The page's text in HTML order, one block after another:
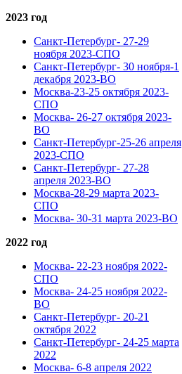
2023 год
Санкт-Петербург- 27-29
ноября 2023-СПО
Санкт-Петербург- 30 ноября-1
декабря 2023-ВО
Москва-23-25 октября 2023-
СПО
Москва- 26-27 октября 2023-
ВО
Санкт-Петербург-25-26 апреля
2023-СПО
Санкт-Петербург- 27-28
апреля 2023-ВО
Москва-28-29 марта 2023-
СПО
Москва- 30-31 марта 2023-ВО
2022 год
Москва- 22-23 ноября 2022-
СПО
Москва- 24-25 ноября 2022-
ВО
Санкт-Петербург- 20-21
октября 2022
Санкт-Петербург- 24-25 марта
2022
Москва- 6-8 апреля 2022